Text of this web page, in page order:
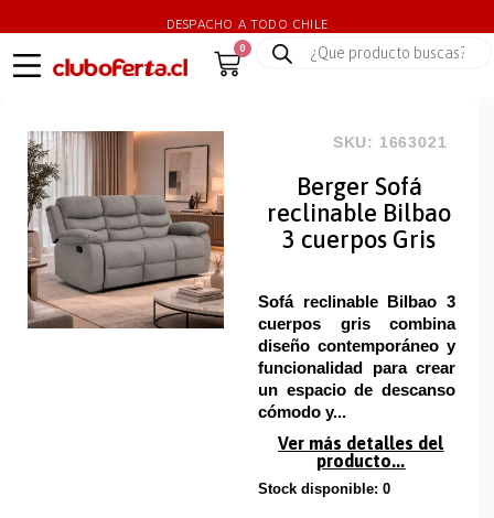
DESPACHO A TODO CHILE
0
SKU: 1663021
Berger Sofá
reclinable Bilbao
3 cuerpos Gris
Sofá reclinable Bilbao 3
cuerpos gris combina
diseño contemporáneo y
funcionalidad para crear
un espacio de descanso
cómodo y...
Ver más detalles del
producto...
Stock disponible: 0